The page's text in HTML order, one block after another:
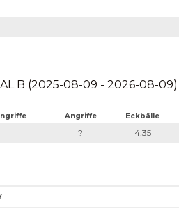
B (2025-08-09 - 2026-08-09)
Angriffe Eckbälle
? 4.35